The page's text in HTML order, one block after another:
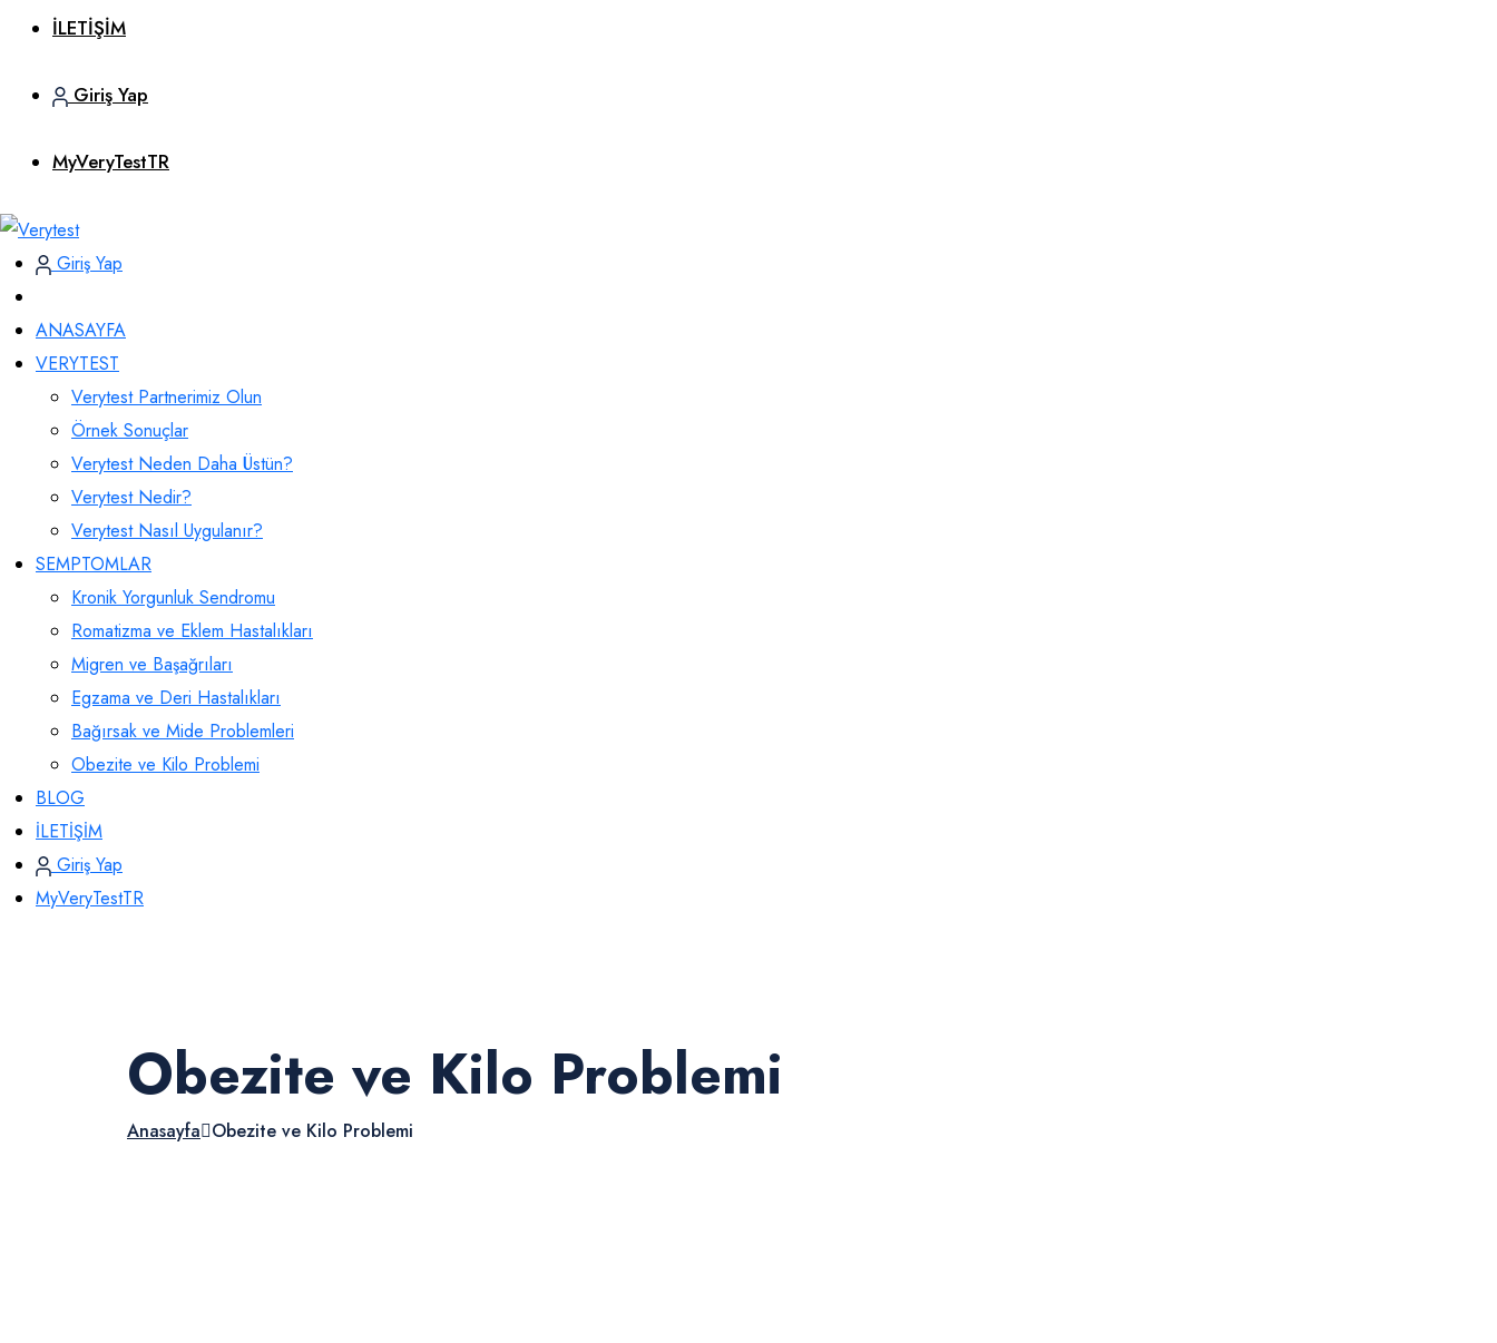
İLETİŞİM
Giriş Yap
MyVeryTestTR
Giriş Yap
ANASAYFA
VERYTEST
Verytest Partnerimiz Olun
Örnek Sonuçlar
Verytest Neden Daha Üstün?
Verytest Nedir?
Verytest Nasıl Uygulanır?
SEMPTOMLAR
Kronik Yorgunluk Sendromu
Romatizma ve Eklem Hastalıkları
Migren ve Başağrıları
Egzama ve Deri Hastalıkları
Bağırsak ve Mide Problemleri
Obezite ve Kilo Problemi
BLOG
İLETİŞİM
Giriş Yap
MyVeryTestTR
Obezite ve Kilo Problemi
Anasayfa Obezite ve Kilo Problemi